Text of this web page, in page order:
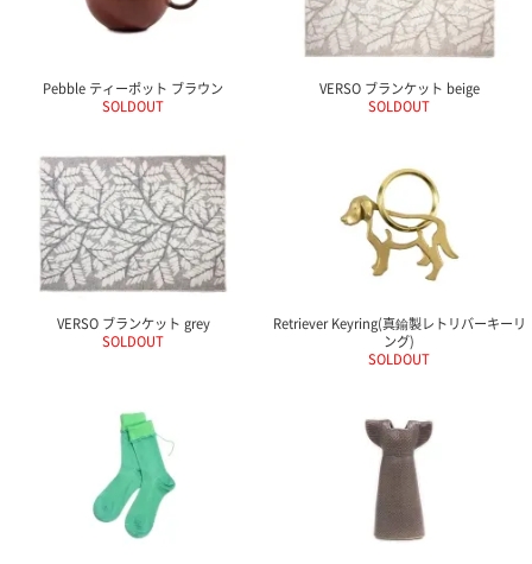
Pebble ティーポット ブラウン
SOLDOUT
VERSO ブランケット beige
SOLDOUT
VERSO ブランケット grey
SOLDOUT
Retriever Keyring(真鍮製レトリバーキーリ
ング)
SOLDOUT